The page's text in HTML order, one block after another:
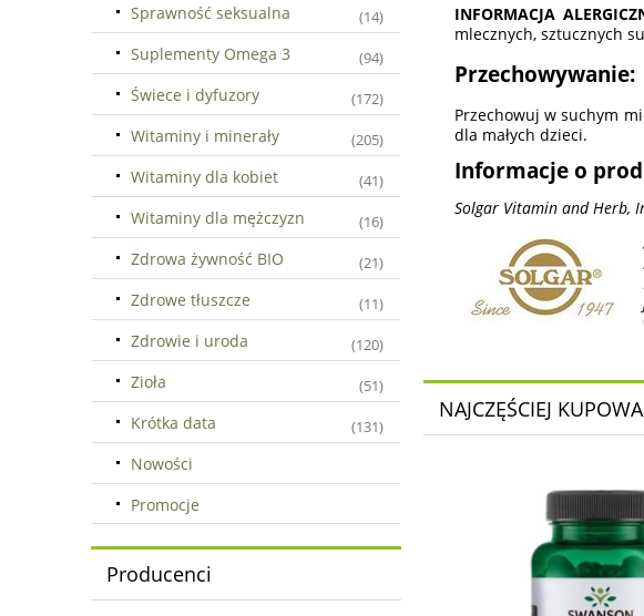
Sprawność seksualna (14)
Suplementy Omega 3 (94)
Świece i dyfuzory (172)
Witaminy i minerały (205)
Witaminy dla kobiet (41)
Witaminy dla mężczyzn (16)
Zdrowa żywność BIO (21)
Zdrowe tłuszcze (11)
Zdrowie i uroda (120)
Zioła (51)
Krótka data (131)
Nowości
Promocje
Producenci
INFORMACJA
mlecznych, sztucznych
Przechowywanie:
Przechowuj w suchym
dla małych dzieci.
Informacje o
Solgar Vitamin and Herb,
NAJCZĘŚCIEJ